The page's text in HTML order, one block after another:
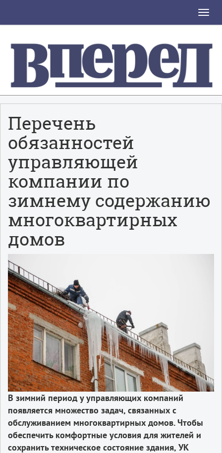
Toggle
Перечень
обязанностей
управляющей
компании по
зимнему содержанию
многоквартирных
домов
В зимний период у управляющих компаний
появляется множество задач, связанных с
обслуживанием многоквартирных домов. Чтобы
обеспечить комфортные условия для жителей и
сохранить техническое состояние здания, УК